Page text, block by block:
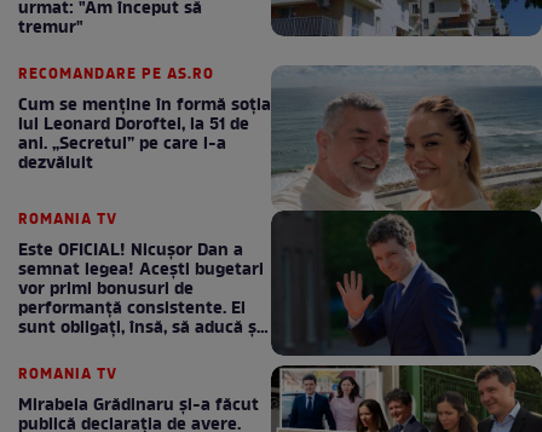
urmat: "Am început să
tremur"
RECOMANDARE PE AS.RO
Cum se menţine în formă soţia
lui Leonard Doroftei, la 51 de
ani. „Secretul” pe care l-a
dezvăluit
ROMANIA TV
Este OFICIAL! Nicușor Dan a
semnat legea! Acești bugetari
vor primi bonusuri de
performanță consistente. Ei
sunt obligați, însă, să aducă și
ROMANIA TV
Mirabela Grădinaru și-a făcut
publică declarația de avere.